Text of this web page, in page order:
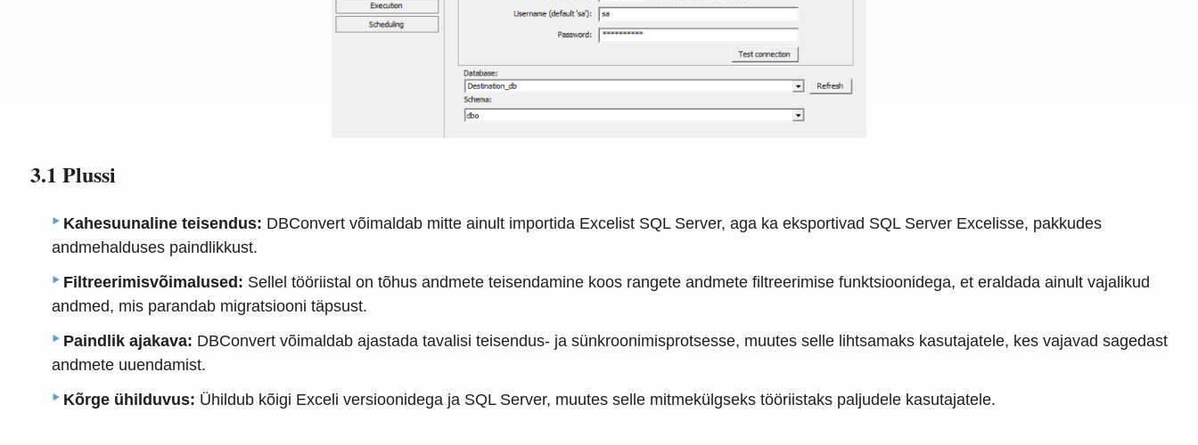
3.1 Plussi
Kahesuunaline teisendus: DBConvert võimaldab mitte ainult importida Excelist SQL Server, aga ka eksportivad SQL Server Excelisse, pakkudes
andmehalduses paindlikkust.
Filtreerimisvõimalused: Sellel tööriistal on tõhus andmete teisendamine koos rangete andmete filtreerimise funktsioonidega, et eraldada ainult vajalikud
andmed, mis parandab migratsiooni täpsust.
Paindlik ajakava: DBConvert võimaldab ajastada tavalisi teisendus- ja sünkroonimisprotsesse, muutes selle lihtsamaks kasutajatele, kes vajavad sagedast
andmete uuendamist.
Kõrge ühilduvus: Ühildub kõigi Exceli versioonidega ja SQL Server, muutes selle mitmekülgseks tööriistaks paljudele kasutajatele.